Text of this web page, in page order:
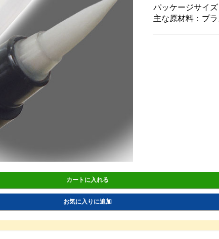
パッケージサイズ
主な原材料：プ
カートに入れる
お気に入りに追加